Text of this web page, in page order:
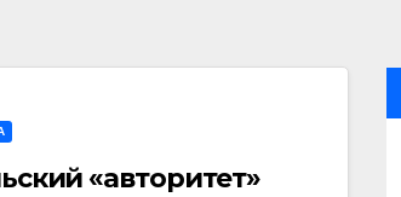
«авторитет»